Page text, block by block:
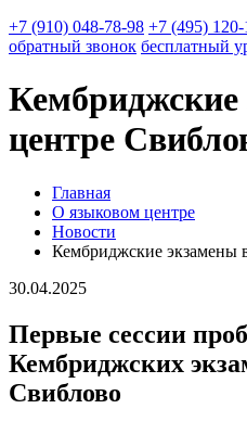
+7 (910) 048-78-98 +7 (495)
обратный звонок бесплатный
центре
Главная
О языковом центре
Новости
Кембриджские экзамены
30.04.2025
Первые сессии
Кембриджских
Свиблово